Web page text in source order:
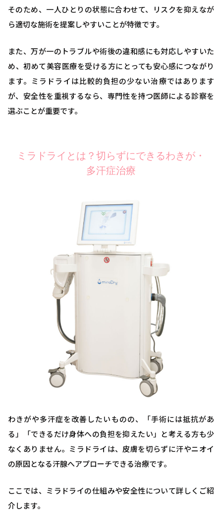
そのため、一人ひとりの状態に合わせて、リスクを抑えなが
ら適切な施術を提案しやすいことが特徴です。
また、万が一のトラブルや術後の違和感にも対応しやすいた
め、初めて美容医療を受ける方にとっても安心感につながり
ます。ミラドライは比較的負担の少ない治療ではあります
が、安全性を重視するなら、専門性を持つ医師による診察を
選ぶことが重要です。
ミラドライとは？切らずにできるわきが・
多汗症治療
わきがや多汗症を改善したいものの、「手術には抵抗があ
る」「できるだけ身体への負担を抑えたい」と考える方も少
なくありません。ミラドライは、皮膚を切らずに汗やニオイ
の原因となる汗腺へアプローチできる治療です。
ここでは、ミラドライの仕組みや安全性について詳しくご紹
介します。